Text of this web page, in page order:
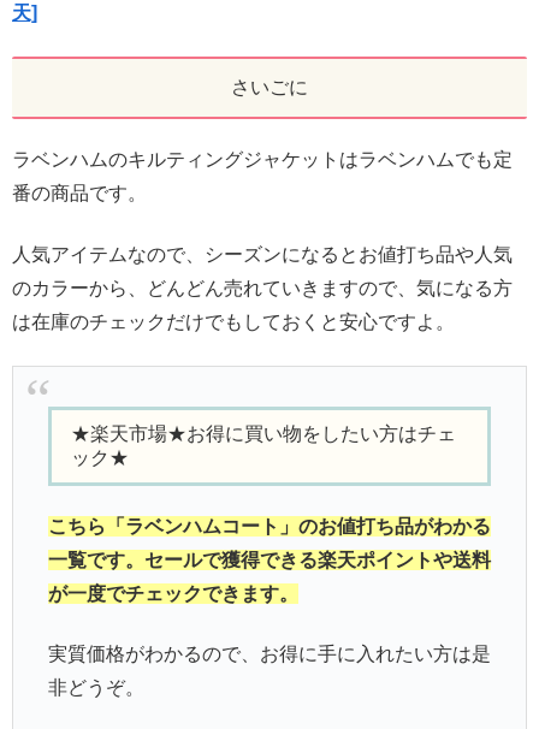
天]
さいごに
ラベンハムのキルティングジャケットはラベンハムでも定
番の商品です。
人気アイテムなので、シーズンになるとお値打ち品や人気
のカラーから、どんどん売れていきますので、気になる方
は在庫のチェックだけでもしておくと安心ですよ。
★楽天市場★お得に買い物をしたい方はチェ
ック★
こちら「ラベンハムコート」のお値打ち品がわかる
一覧です。セールで獲得できる楽天ポイントや送料
が一度でチェックできます。
実質価格がわかるので、お得に手に入れたい方は是
非どうぞ。